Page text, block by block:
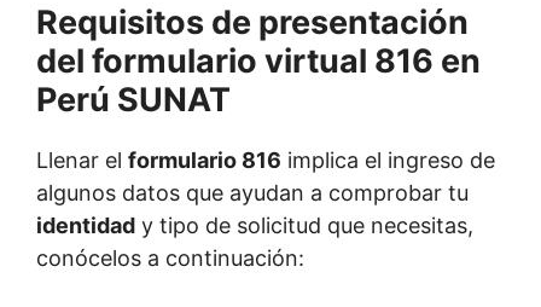
Requisitos de presentación
del formulario virtual 816 en
Perú SUNAT
Llenar el formulario 816 implica el ingreso de
algunos datos que ayudan a comprobar tu
identidad y tipo de solicitud que necesitas,
conócelos a continuación: